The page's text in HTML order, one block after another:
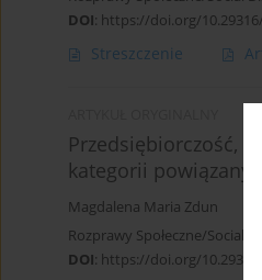
DOI: https://doi.org/
Streszczenie
Przedsiębiorczość,
kategorii
Magdalena Maria Zdun
Rozprawy Społeczne/Social
DOI: https://doi.org/